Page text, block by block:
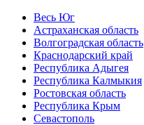
Весь Юг
Астраханская область
Волгоградская область
Краснодарский край
Республика Адыгея
Республика Калмыкия
Ростовская область
Республика Крым
Севастополь